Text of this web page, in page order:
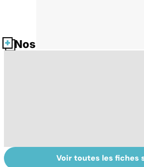
Nos fiches santé
Faire du sport à
Don
Voir toutes les fiches